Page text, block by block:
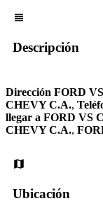
Descripción
Dirección FORD
CHEVY C.A.,
llegar a FORD VS
CHEVY C.A.,
Ubicación